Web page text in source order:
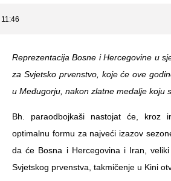
Reprezentacija Bosne i Hercegovine u
za Svjetsko prvenstvo, koje će ove
u Međugorju, nakon zlatne medalje koju
Bh. paraodbojkaši nastojat će, kroz
optimalnu formu za najveći izazov
da će Bosna i Hercegovina i Iran,
Svjetskog prvenstva, takmičenje u Kini